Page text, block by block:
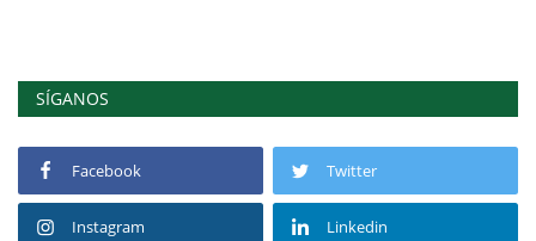
SÍGANOS
Facebook Twitter
Instagram Linkedin